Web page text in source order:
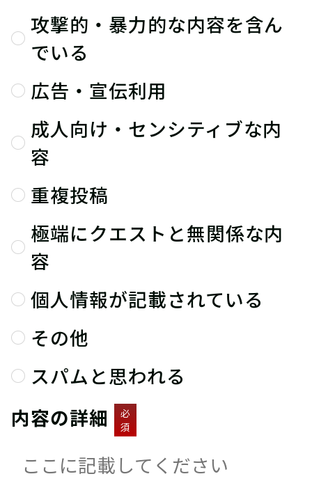
攻撃的・暴力的な内容を含ん
でいる
広告・宣伝利用
成人向け・センシティブな内
容
重複投稿
極端にクエストと無関係な内
容
個人情報が記載されている
その他
スパムと思われる
内容の詳細
必
須